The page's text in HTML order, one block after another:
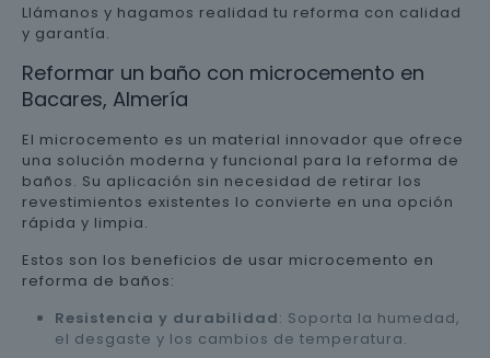
Llámanos y hagamos realidad tu reforma con calidad
y garantía.
Reformar un baño con microcemento en
Bacares, Almería
El microcemento es un material innovador que ofrece
una solución moderna y funcional para la reforma de
baños. Su aplicación sin necesidad de retirar los
revestimientos existentes lo convierte en una opción
rápida y limpia.
Estos son los beneficios de usar microcemento en
reforma de baños:
Resistencia y durabilidad: Soporta la humedad,
el desgaste y los cambios de temperatura.